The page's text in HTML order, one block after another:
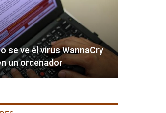
se ve el virus WannaCry
un ordenador